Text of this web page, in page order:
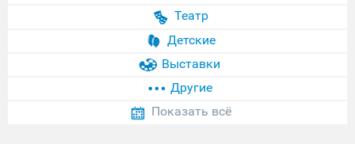
Театр
Детские
Выставки
Другие
Показать всё